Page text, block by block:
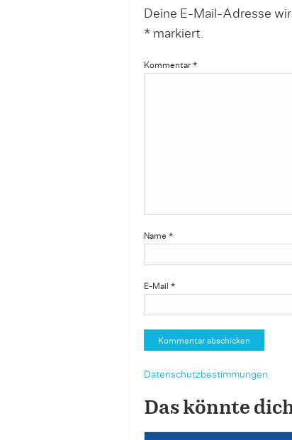
Deine E-Mail-Adresse
*markiert.
Kommentar *
Name *
E-Mail *
Datenschutzbestimmungen
Das könnte